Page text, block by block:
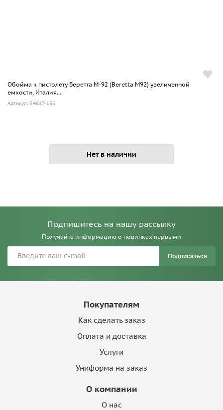
Обойма к пистолету Беретта М-92 (Beretta M92) увеличенной
емкости, Италия...
Артикул: 54617-135
Нет в наличии
Подпишитесь на нашу рассылку
Получайте информацию о новинках первыми
Подписаться
Покупателям
Как сделать заказ
Оплата и доставка
Услуги
Униформа на заказ
О компании
О нас